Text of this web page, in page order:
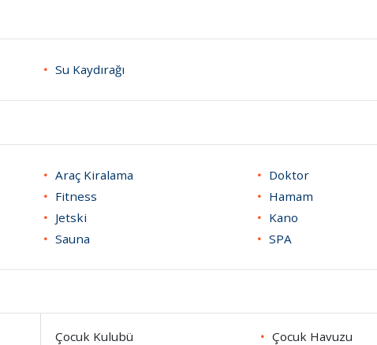
Su Kaydırağı
Araç Kiralama
Doktor
Fitness
Hamam
Jetski
Kano
Sauna SPA
Çocuk Kulubü Çocuk Havuzu